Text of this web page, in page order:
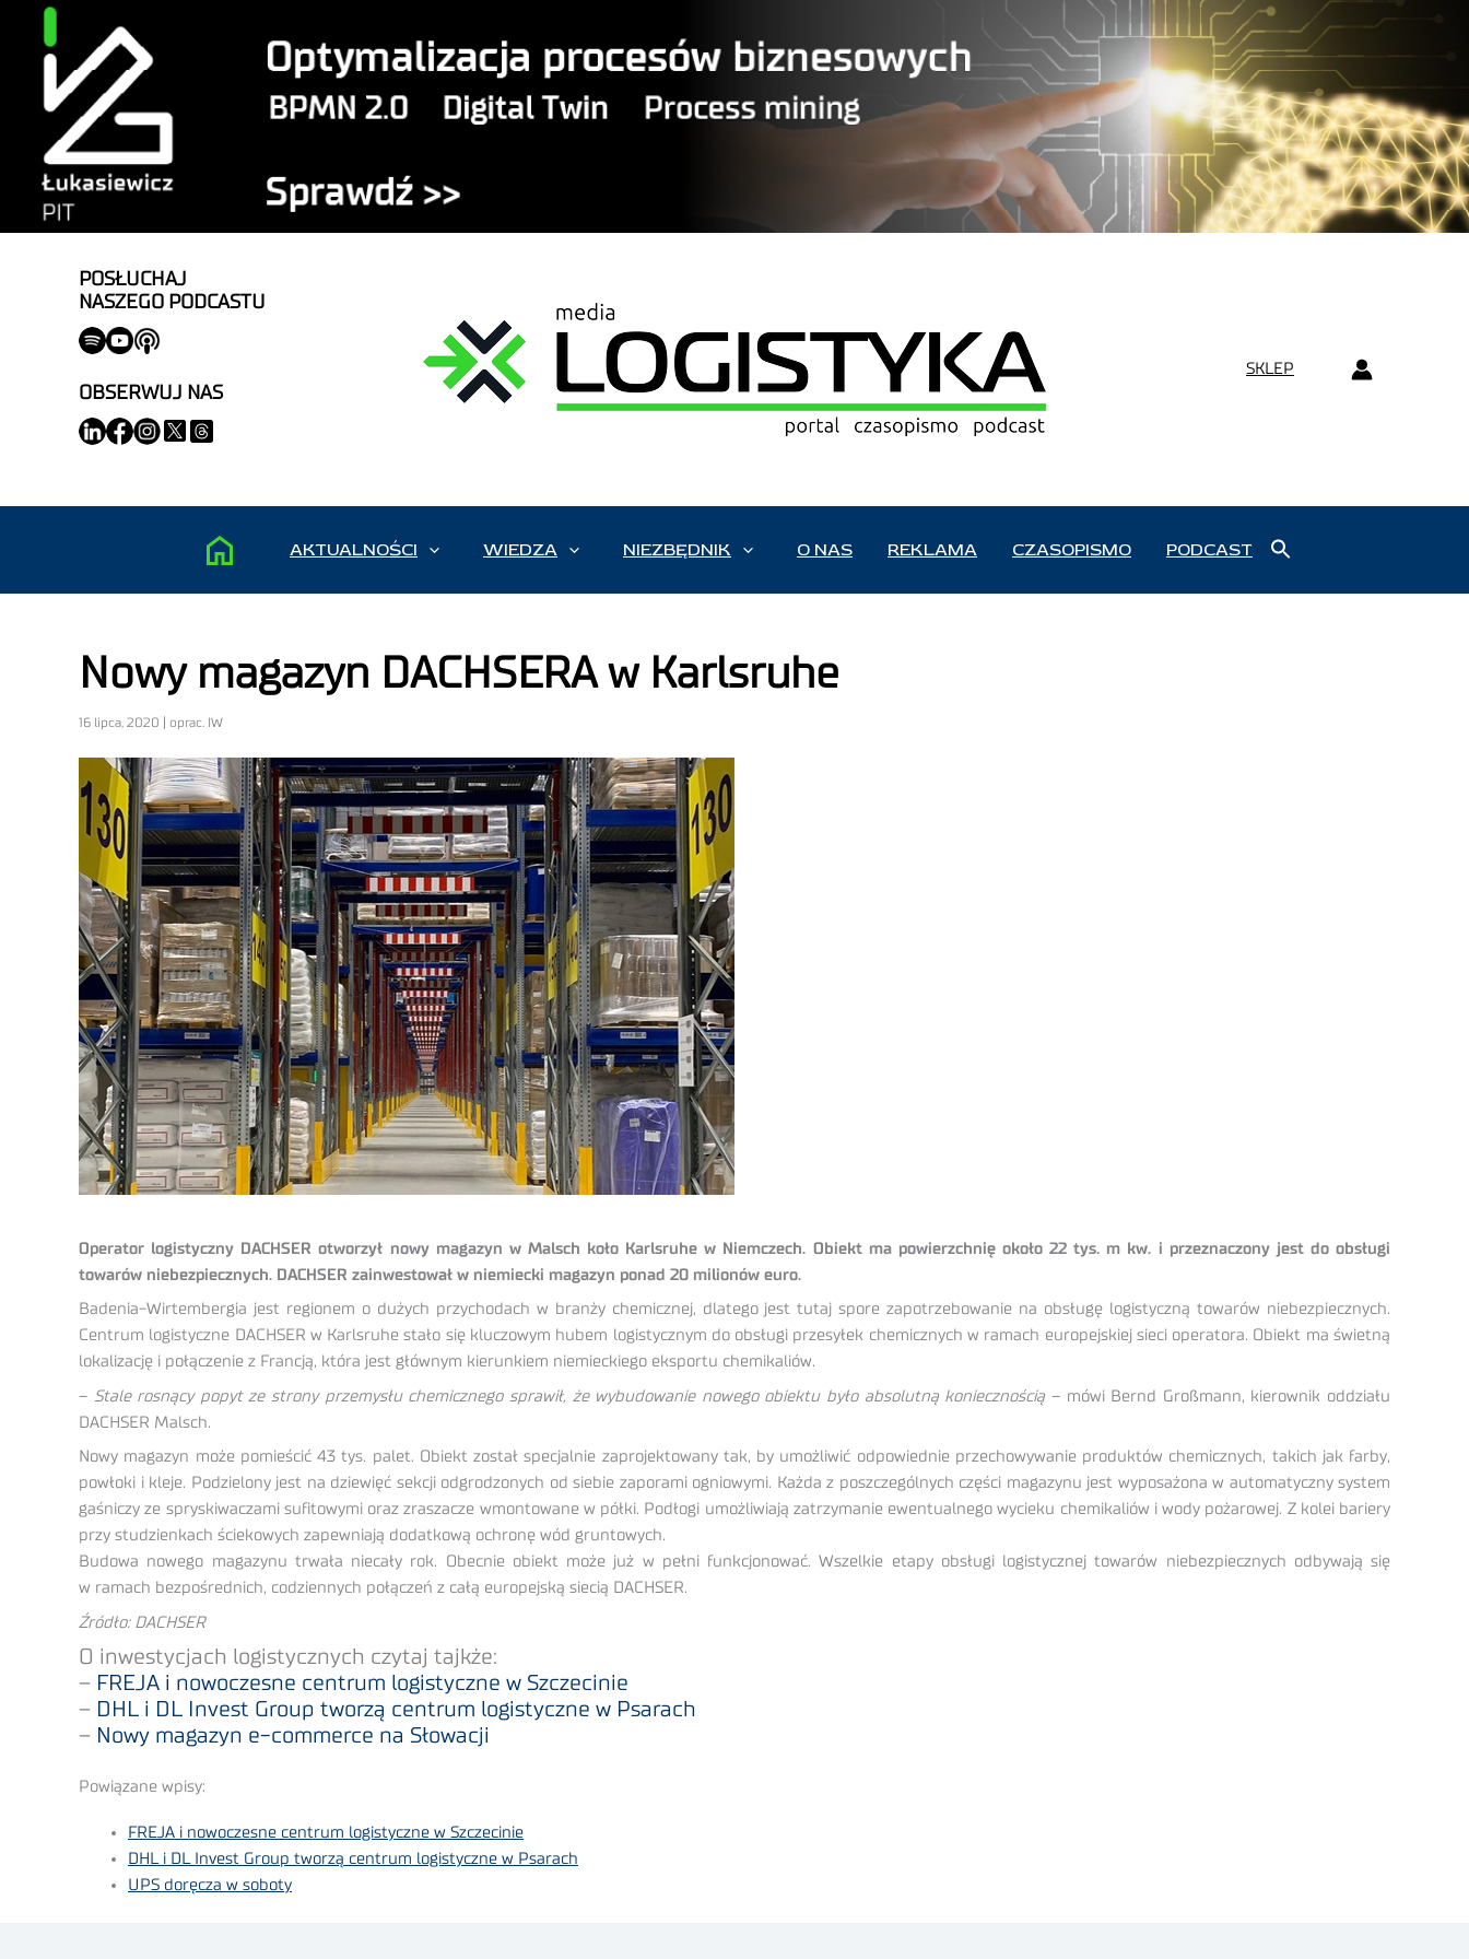
POSŁUCHAJ
NASZEGO PODCASTU
OBSERWUJ NAS
SKLEP
AKTUALNOŚCI WIEDZA NIEZBĘDNIK O NAS REKLAMA CZASOPISMO PODCAST
Nowy magazyn DACHSERA w Karlsruhe
16 lipca, 2020 | oprac. IW
Operator logistyczny DACHSER otworzył nowy magazyn w Malsch koło Karlsruhe w Niemczech. Obiekt ma powierzchnię około 22 tys. m kw. i przeznaczony jest do obsługi
towarów niebezpiecznych. DACHSER zainwestował w niemiecki magazyn ponad 20 milionów euro.
Badenia-Wirtembergia jest regionem o dużych przychodach w branży chemicznej, dlatego jest tutaj spore zapotrzebowanie na obsługę logistyczną towarów niebezpiecznych.
Centrum logistyczne DACHSER w Karlsruhe stało się kluczowym hubem logistycznym do obsługi przesyłek chemicznych w ramach europejskiej sieci operatora. Obiekt ma świetną
lokalizację i połączenie z Francją, która jest głównym kierunkiem niemieckiego eksportu chemikaliów.
– Stale rosnący popyt ze strony przemysłu chemicznego sprawił, że wybudowanie nowego obiektu było absolutną koniecznością – mówi Bernd Großmann, kierownik oddziału
DACHSER Malsch.
Nowy magazyn może pomieścić 43 tys. palet. Obiekt został specjalnie zaprojektowany tak, by umożliwić odpowiednie przechowywanie produktów chemicznych, takich jak farby,
powłoki i kleje. Podzielony jest na dziewięć sekcji odgrodzonych od siebie zaporami ogniowymi. Każda z poszczególnych części magazynu jest wyposażona w automatyczny system
gaśniczy ze spryskiwaczami sufitowymi oraz zraszacze wmontowane w półki. Podłogi umożliwiają zatrzymanie ewentualnego wycieku chemikaliów i wody pożarowej. Z kolei bariery
przy studzienkach ściekowych zapewniają dodatkową ochronę wód gruntowych.
Budowa nowego magazynu trwała niecały rok. Obecnie obiekt może już w pełni funkcjonować. Wszelkie etapy obsługi logistycznej towarów niebezpiecznych odbywają się
w ramach bezpośrednich, codziennych połączeń z całą europejską siecią DACHSER.
Źródło: DACHSER
O inwestycjach logistycznych czytaj tajkże:
– FREJA i nowoczesne centrum logistyczne w Szczecinie
– DHL i DL Invest Group tworzą centrum logistyczne w Psarach
– Nowy magazyn e-commerce na Słowacji
Powiązane wpisy:
FREJA i nowoczesne centrum logistyczne w Szczecinie
DHL i DL Invest Group tworzą centrum logistyczne w Psarach
UPS doręcza w soboty